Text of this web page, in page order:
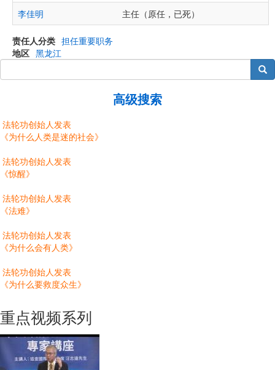
李佳明 主任（原任，已死）
责任人分类 担任重要职务
地区 黑龙江
搜索
高级搜索
法轮功创始人发表
《为什么人类是迷的社会》
法轮功创始人发表
《惊醒》
法轮功创始人发表
《法难》
法轮功创始人发表
《为什么会有人类》
法轮功创始人发表
《为什么要救度众生》
重点视频系列